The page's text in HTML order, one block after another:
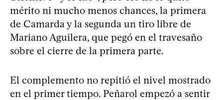
mérito ni mucho menos chances, la primera
de Camarda y la segunda un tiro libre de
Mariano Aguilera, que pegó en el travesaño
sobre el cierre de la primera parte.
El complemento no repitió el nivel mostrado
en el primer tiempo. Peñarol empezó a sentir